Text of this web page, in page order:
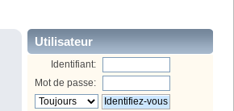
Utilisateur
Identifiant:
Mot de passe: